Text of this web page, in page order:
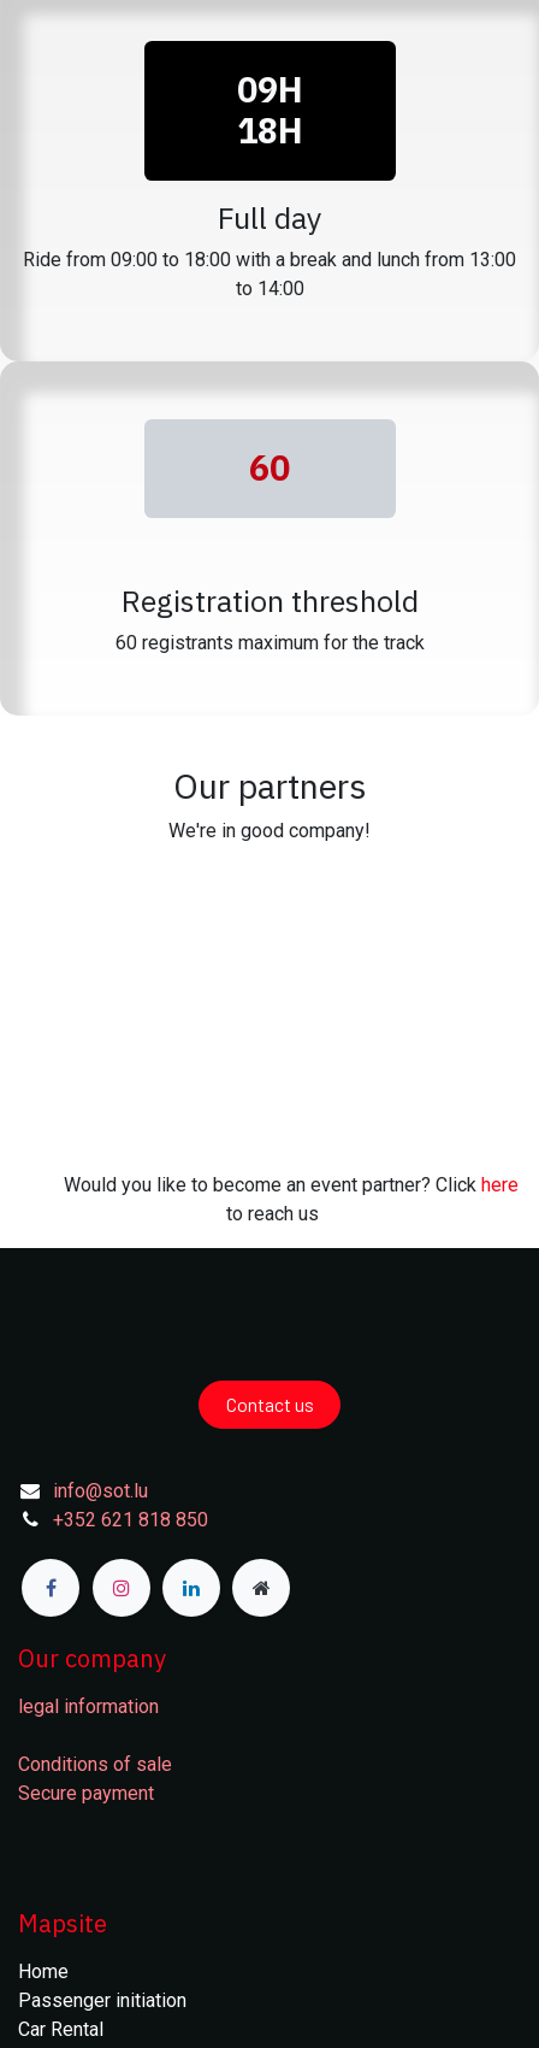
09H
18H
Full day
Ride from 09:00 to 18:00 with a break and lunch from 13:00
to 14:00
60
Registration threshold
​60 registrants maximum for the track
Our partners
We're in good company!
Would you like to become an event partner? Click here
to reach us
Contact us
info@sot.lu
+352 621 818 850
Our company
legal information
Conditions of sale
Secure payment
Mapsite
Home
Passenger initiation
Car Rental